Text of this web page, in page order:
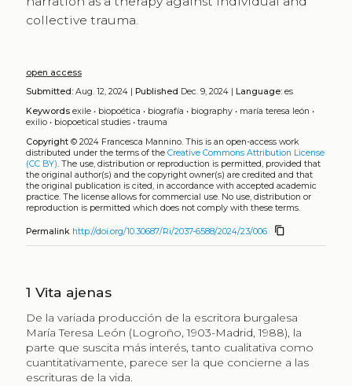
collective trauma.
open access
Submitted:Aug. 12, 2024 | Published Dec. 9, 2024 | Language:es
Keywords exile• biopoética • biografía • biography• maría teresa león •
exilio• biopoetical studies• trauma
Copyright© 2024 Francesca Mannino. This is an open-access work
distributed under the terms of the Creative Commons Attribution License
(CC BY). The use, distribution or reproduction is permitted, provided that
the original author(s) and the copyright owner(s) are credited and that
the original publication is cited, in accordance with accepted academic
practice. The license allows for commercial use. No use, distribution or
reproduction is permitted which does not comply with these terms.
Permalink http://doi.org/10.30687/Ri/2037-6588/2024/23/006 content_copy
1 Vita ajenas
De la variada producción de la escritora burgalesa
María Teresa León (Logroño, 1903-Madrid, 1988), la
parte que suscita más interés, tanto cualitativa como
cuantitativamente, parece ser la que concierne a las
escrituras de la vida.